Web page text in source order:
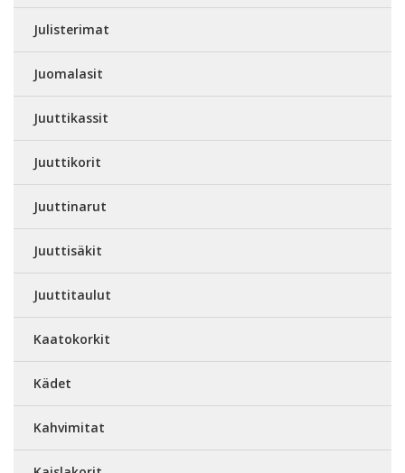
Julisterimat
Juomalasit
Juuttikassit
Juuttikorit
Juuttinarut
Juuttisäkit
Juuttitaulut
Kaatokorkit
Kädet
Kahvimitat